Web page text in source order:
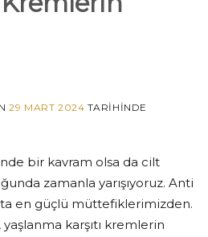
29 MART 2024 TARIHINDE
bir kavram olsa da cilt
zamanla yarışıyoruz. Anti
en güçlü müttefiklerimizden.
karşıtı kremlerin